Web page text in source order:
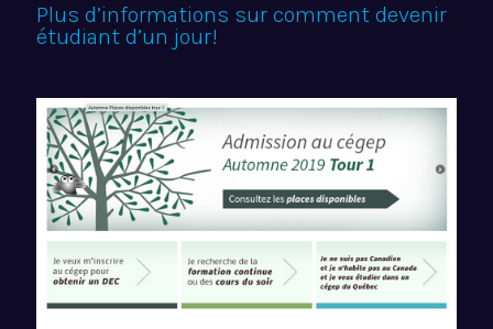
Plus d’informations sur comment devenir
étudiant d’un jour!